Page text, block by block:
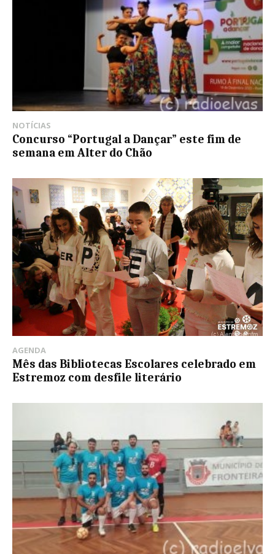
NOTÍCIAS
Concurso “Portugal a Dançar” este fim de
semana em Alter do Chão
AGENDA
Mês das Bibliotecas Escolares celebrado em
Estremoz com desfile literário